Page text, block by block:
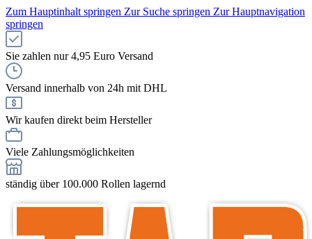
Zum Hauptinhalt springen Zur Suche springen Zur Hauptnavigation
springen
Sie zahlen nur 4,95 Euro Versand
Versand innerhalb von 24h mit DHL
Wir kaufen direkt beim Hersteller
Viele Zahlungsmöglichkeiten
ständig über 100.000 Rollen lagernd